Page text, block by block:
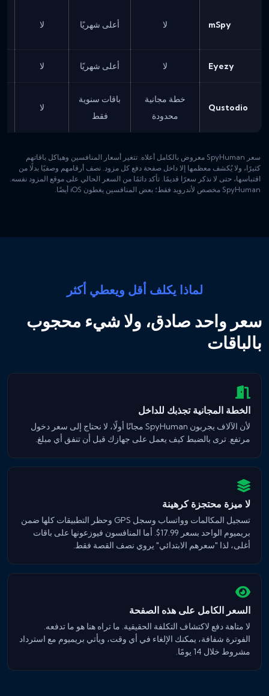
mSpy لا أعلى شهريًا لا
Eyezy لا أعلى شهريًا لا
Qustodio
خطة مجانية
محدودة
باقات سنوية
فقط
لا
سعر SpyHuman معروض بالكامل أعلاه. تتغير أسعار المنافسين وهياكل باقاتهم
كثيرًا، ولا يُكشف معظمها إلا داخل صفحة دفع كل مزود. نصف أرقامهم وصفيًا بدلًا من
اقتباسها، حتى لا نذكر سعرًا قديمًا. تأكد دائمًا من السعر الحالي على موقع المزود نفسه.
SpyHuman مخصص لأندرويد فقط؛ بعض المنافسين يغطون iOS أيضًا.
لماذا يكلف أقل ويعطي أكثر
سعر واحد صادق، ولا شيء محجوب
بالباقات
الخطة المجانية تجذبك للداخل
لأن الآلاف يجربون SpyHuman مجانًا أولًا، لا نحتاج إلى سعر دخول
مرتفع. ترى بالضبط كيف يعمل على جهازك قبل أن تنفق أي مبلغ.
لا ميزة محتجزة كرهينة
تسجيل المكالمات وواتساب وسجل GPS وحظر التطبيقات كلها ضمن
بريميوم الواحد بسعر 17.99$. أما المنافسون فيوزعونها على باقات
أغلى، لذا "سعرهم الابتدائي" يروي نصف القصة فقط.
السعر الكامل على هذه الصفحة
لا متاهة دفع لاكتشاف التكلفة الحقيقية. ما تراه هنا هو ما تدفعه.
الفوترة شفافة، يمكنك الإلغاء في أي وقت، ويأتي بريميوم مع استرداد
مشروط خلال 14 يومًا.